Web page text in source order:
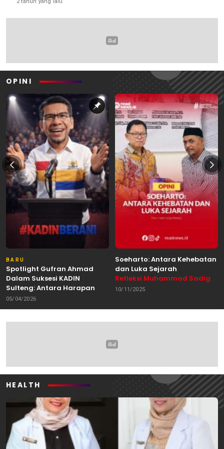
2 tahun yang lalu
OPINI
BARU
Spotlight Gufran Ahmad
Dalam Suksesi KADIN
Sulteng: Antara Harapan
dan Kebutuhan Perubahan
Oleh: Anshar Munir
05/04/2026
Soeharto: Antara Kehebatan
dan Luka Sejarah
Refleksi Muhammad Sadig
Alhabsyie, Akademisi UIN
Pemerhati Gerakan
10/11/2025
HEALTH